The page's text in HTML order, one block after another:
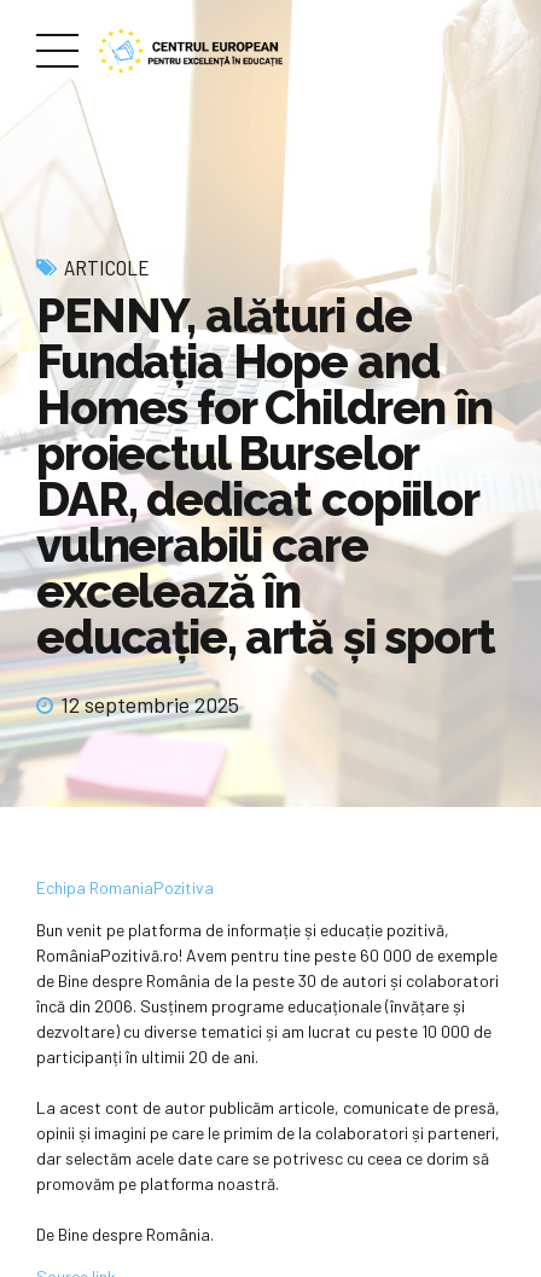
ARTICOLE
PENNY, alături de
Fundația Hope and
Homes for Children în
proiectul Burselor
DAR, dedicat copiilor
vulnerabili care
excelează în
educație, artă și sport
12 septembrie 2025
Echipa RomaniaPozitiva
Bun venit pe platforma de informație și educație pozitivă,
RomâniaPozitivă.ro! Avem pentru tine peste 60 000 de exemple
de Bine despre România de la peste 30 de autori și colaboratori
încă din 2006. Susținem programe educaționale (învățare și
dezvoltare) cu diverse tematici și am lucrat cu peste 10 000 de
participanți în ultimii 20 de ani.
La acest cont de autor publicăm articole, comunicate de presă,
opinii și imagini pe care le primim de la colaboratori și parteneri,
dar selectăm acele date care se potrivesc cu ceea ce dorim să
promovăm pe platforma noastră.
De Bine despre România.